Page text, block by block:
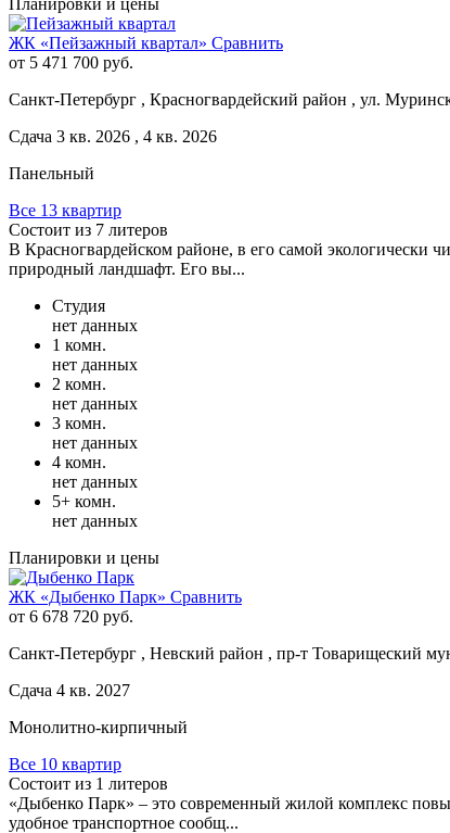
ЖК «Пейзажный квартал» Сравнить
от 5 471 700 руб.
Санкт-Петербург , Красногвардейский район , ул.
Сдача 3 кв. 2026 , 4 кв. 2026
Панельный
Все 13 квартир
Состоит из 7 литеров
В Красногвардейском районе, в его самой экологически
природный ландшафт. Его вы...
Студия
нет данных
1 комн.
нет данных
2 комн.
нет данных
3 комн.
нет данных
4 комн.
нет данных
5+ комн.
нет данных
Планировки и цены
ЖК «Дыбенко Парк» Сравнить
от 6 678 720 руб.
Санкт-Петербург , Невский район , пр-т Товарищеский
Сдача 4 кв. 2027
Монолитно-кирпичный
Все 10 квартир
Состоит из 1 литеров
«Дыбенко Парк» – это современный жилой комплекс
удобное транспортное сообщ...